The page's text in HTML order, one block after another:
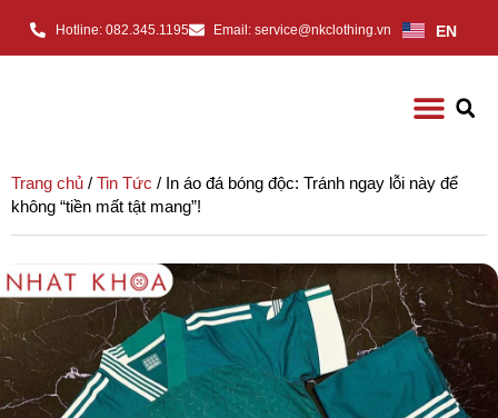
Hotline: 082.345.1195 Email: service@nkclothing.vn EN
Trang chủ / Tin Tức / In áo đá bóng độc: Tránh ngay lỗi này để
không “tiền mất tật mang”!